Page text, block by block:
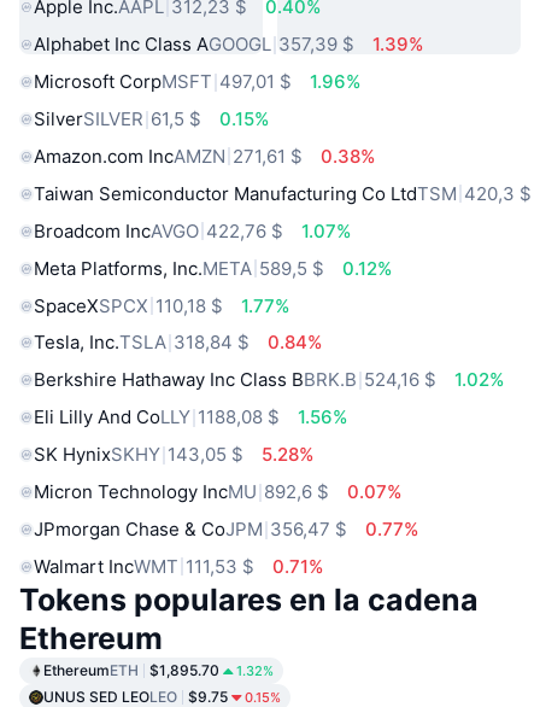
Apple Inc.AAPL 312,23 $
0.40%
Alphabet Inc Class AGOOGL 357,39 $
1.39%
Microsoft CorpMSFT 497,01 $
1.96%
SilverSILVER 61,5 $
0.15%
Amazon.com IncAMZN 271,61 $
0.38%
Taiwan Semiconductor Manufacturing Co LtdTSM 420,3 $
Broadcom IncAVGO 422,76 $
1.07%
Meta Platforms, Inc.META 589,5 $
0.12%
SpaceXSPCX 110,18 $
1.77%
Tesla, Inc.TSLA 318,84 $
0.84%
Berkshire Hathaway Inc Class BBRK.B 524,16 $
1.02%
Eli Lilly And CoLLY 1188,08 $
1.56%
SK HynixSKHY 143,05 $
5.28%
Micron Technology IncMU 892,6 $
0.07%
JPmorgan Chase & CoJPM 356,47 $
0.77%
Walmart IncWMT 111,53 $ 0.71%
Tokens populares en la cadena
Ethereum
EthereumETH $1,895.70 1.32%
UNUS SED LEOLEO $9.75 0.15%